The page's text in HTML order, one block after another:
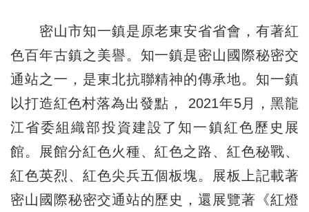
密山市知一鎮是原老東安省省會，有著紅
色百年古鎮之美譽。知一鎮是密山國際秘密交
通站之一，是東北抗聯精神的傳承地。知一鎮
以打造紅色村落為出發點， 2021年5月，黑龍
江省委組織部投資建設了知一鎮紅色歷史展
館。展館分紅色火種、紅色之路、紅色秘戰、
紅色英烈、紅色尖兵五個板塊。展板上記載著
密山國際秘密交通站的歷史，還展覽著《紅燈